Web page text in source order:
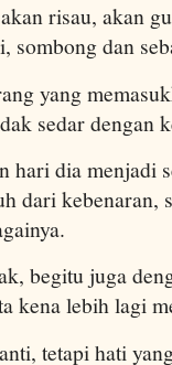
risau, akan
sombong dan
yang
sedar dengan
hari dia menjadi
dari kebenaran,
begitu juga
kena lebih lagi
tetapi hati